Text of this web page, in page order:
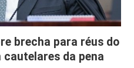
brecha para réus do
da pena